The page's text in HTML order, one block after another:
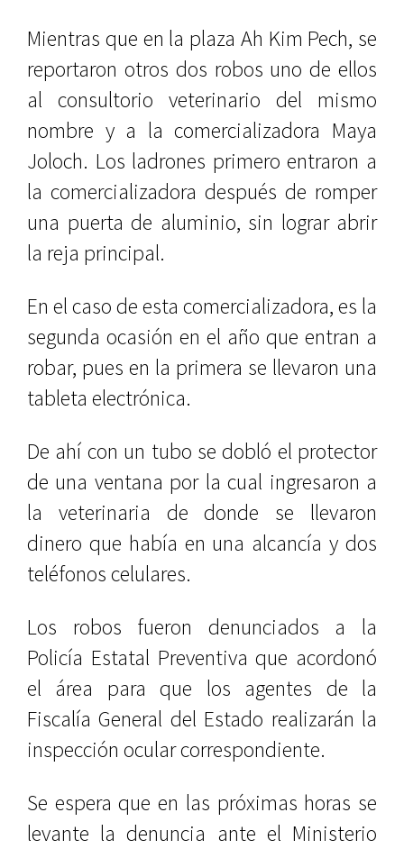
Mientras que en la plaza Ah Kim Pech, se
reportaron otros dos robos uno de ellos
al consultorio veterinario del mismo
nombre y a la comercializadora Maya
Joloch. Los ladrones primero entraron a
la comercializadora después de romper
una puerta de aluminio, sin lograr abrir
la reja principal.
En el caso de esta comercializadora, es la
segunda ocasión en el año que entran a
robar, pues en la primera se llevaron una
tableta electrónica.
De ahí con un tubo se dobló el protector
de una ventana por la cual ingresaron a
la veterinaria de donde se llevaron
dinero que había en una alcancía y dos
teléfonos celulares.
Los robos fueron denunciados a la
Policía Estatal Preventiva que acordonó
el área para que los agentes de la
Fiscalía General del Estado realizarán la
inspección ocular correspondiente.
Se espera que en las próximas horas se
levante la denuncia ante el Ministerio